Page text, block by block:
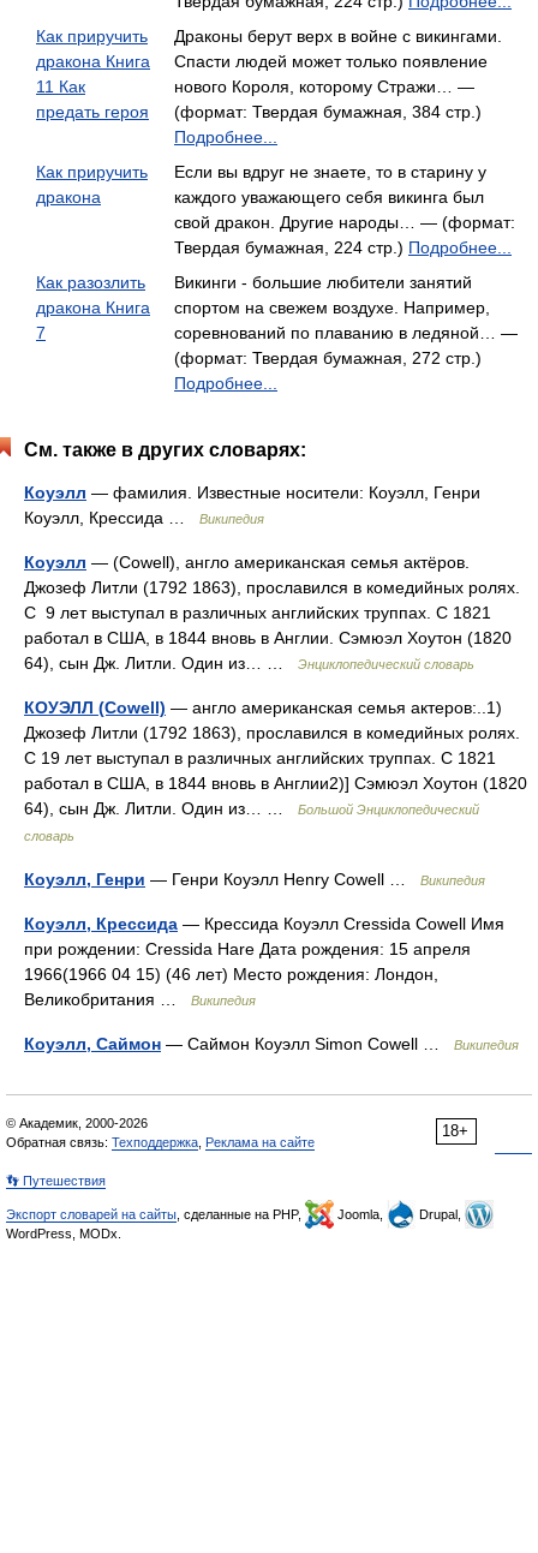
Как приручить
дракона Книга
11 Как
предать героя
Драконы берут верх в войне с викингами.
Спасти людей может только появление
нового Короля, которому Стражи… —
(формат: Твердая бумажная, 384 стр.)
Подробнее...
Как приручить
дракона
Если вы вдруг не знаете, то в старину у
каждого уважающего себя викинга был
свой дракон. Другие народы… — (формат:
Твердая бумажная, 224 стр.) Подробнее...
Как разозлить
дракона Книга
7
Викинги - большие любители занятий
спортом на свежем воздухе. Например,
соревнований по плаванию в ледяной… —
(формат: Твердая бумажная, 272 стр.)
Подробнее...
См. также в других словарях:
Коуэлл — фамилия. Известные носители: Коуэлл, Генри
Коуэлл, Крессида …
Википедия
Коуэлл — (Cowell), англо американская семья актёров.
Джозеф Литли (1792 1863), прославился в комедийных ролях.
С 9 лет выступал в различных английских труппах. С 1821
работал в США, в 1844 вновь в Англии. Сэмюэл Хоутон (1820
64), сын Дж. Литли. Один из… …
Энциклопедический словарь
КОУЭЛЛ (Cowell) — англо американская семья актеров:..1)
Джозеф Литли (1792 1863), прославился в комедийных ролях.
С 19 лет выступал в различных английских труппах. С 1821
работал в США, в 1844 вновь в Англии2)] Сэмюэл Хоутон (1820
64), сын Дж. Литли. Один из… …
Большой Энциклопедический
словарь
Коуэлл, Генри — Генри Коуэлл Henry Cowell … Википедия
Коуэлл, Крессида — Крессида Коуэлл Cressida Cowell Имя
при рождении: Cressida Hare Дата рождения: 15 апреля
1966(1966 04 15) (46 лет) Место рождения: Лондон,
Великобритания …
Википедия
Коуэлл, Саймон — Саймон Коуэлл Simon Cowell … Википедия
18+
© Академик, 2000-2026
Обратная связь: Техподдержка Реклама на сайте
👣 Путешествия
Экспорт словарей на сайты , сделанные на PHP, Joomla,
Drupal,
WordPress, MODx.